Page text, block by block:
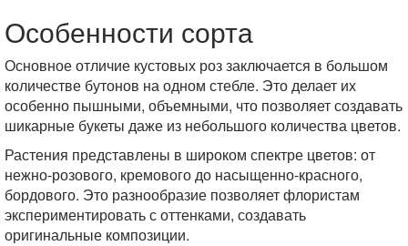
Особенности сорта
Основное отличие кустовых роз заключается в большом
количестве бутонов на одном стебле. Это делает их
особенно пышными, объемными, что позволяет создавать
шикарные букеты даже из небольшого количества цветов.
Растения представлены в широком спектре цветов: от
нежно-розового, кремового до насыщенно-красного,
бордового. Это разнообразие позволяет флористам
экспериментировать с оттенками, создавать
оригинальные композиции.